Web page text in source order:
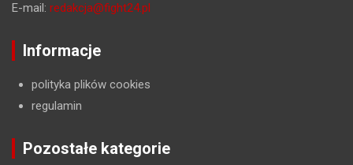
E-mail: redakcja@fight24.pl
Informacje
polityka plików cookies
regulamin
Pozostałe kategorie